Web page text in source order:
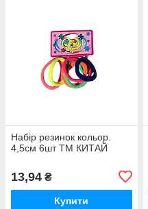
Набір резинок кольор.
4,5см 6шт ТМ КИТАЙ
13,94 ₴
Купити